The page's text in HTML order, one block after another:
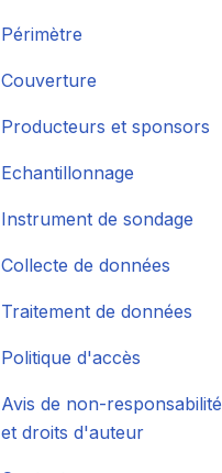
Périmètre
Couverture
Producteurs et sponsors
Echantillonnage
Instrument de sondage
Collecte de données
Traitement de données
Politique d'accès
Avis de non-responsabilité
et droits d'auteur